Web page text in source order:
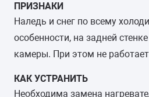
ПРИЗНАКИ
Наледь и снег по всему
особенности, на задней
камеры. При этом не
КАК УСТРАНИТЬ
Необходима замена